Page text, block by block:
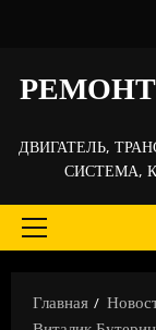
ДВИГАТЕЛЬ,
СИСТЕМА,
Основное
Главная